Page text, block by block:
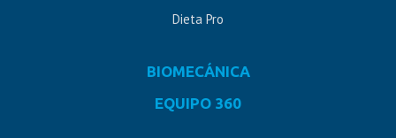
Dieta Pro
BIOMECÁNICA
EQUIPO 360